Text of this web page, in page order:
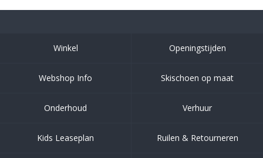
Winkel Openingstijden
Webshop Info Skischoen op maat
Onderhoud Verhuur
Kids Leaseplan Ruilen & Retourneren